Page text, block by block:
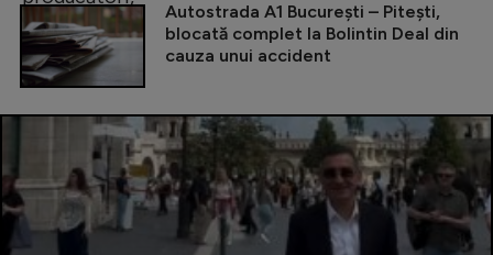
Autostrada A1 București – Pitești,
blocată complet la Bolintin Deal din
cauza unui accident